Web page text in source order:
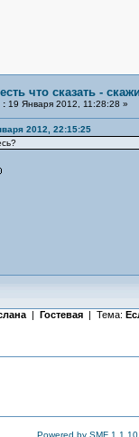
что сказать -
:19 Января 2012, 11:28:28 »
2012, 22:15:25
| Гостевая | Тема:
Powered by SMF 1.1.10